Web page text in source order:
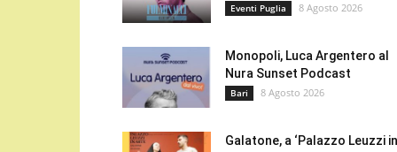
Eventi Puglia 8 Agosto 2026
Monopoli, Luca Argentero al
Nura Sunset Podcast
Bari 8 Agosto 2026
Galatone, a ‘Palazzo Leuzzi in